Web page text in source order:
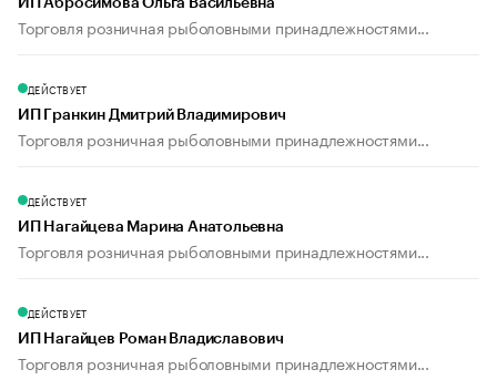
ИП Абросимова Ольга Васильевна
Торговля розничная рыболовными принадлежностями...
ДЕЙСТВУЕТ
ИП Гранкин Дмитрий Владимирович
Торговля розничная рыболовными принадлежностями...
ДЕЙСТВУЕТ
ИП Нагайцева Марина Анатольевна
Торговля розничная рыболовными принадлежностями...
ДЕЙСТВУЕТ
ИП Нагайцев Роман Владиславович
Торговля розничная рыболовными принадлежностями...